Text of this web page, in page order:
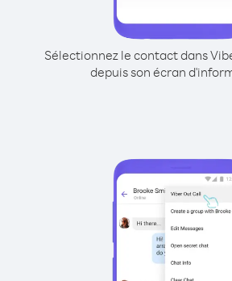
Sélectionnez le contact dans
depuis son écran